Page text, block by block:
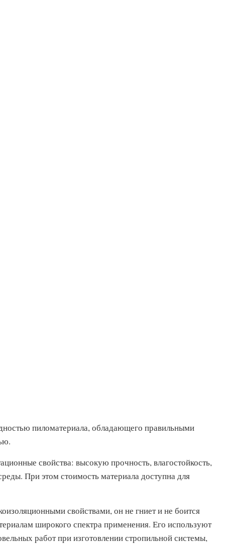
пиломатериала, обладающего правильными
свойства: высокую прочность, влагостойкость,
При этом стоимость материала доступна для
свойствами, он не гниет и не боится
широкого спектра применения. Его используют
работ при изготовлении стропильной системы,